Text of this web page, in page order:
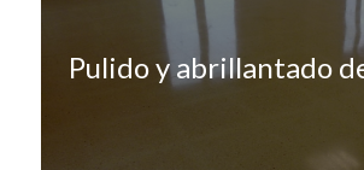
Pulido y abrillantado